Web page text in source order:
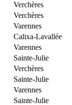
Verchères
Verchères
Varennes
Calixa-Lavallée
Varennes
Sainte-Julie
Verchères
Sainte-Julie
Varennes
Sainte-Julie